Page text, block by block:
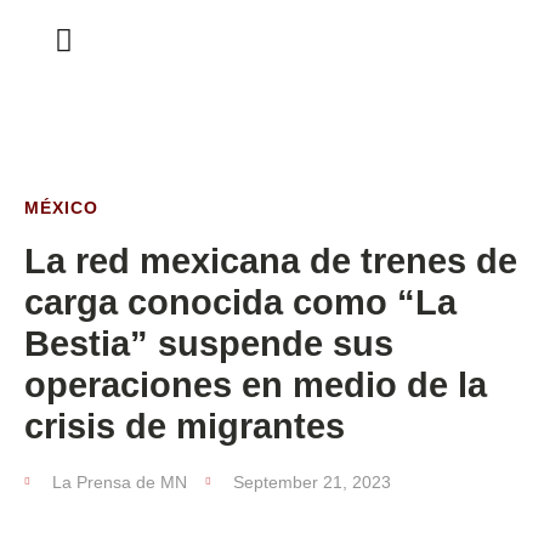
MÉXICO
La red mexicana de trenes de
carga conocida como “La
Bestia” suspende sus
operaciones en medio de la
crisis de migrantes
La Prensa de MN September 21, 2023